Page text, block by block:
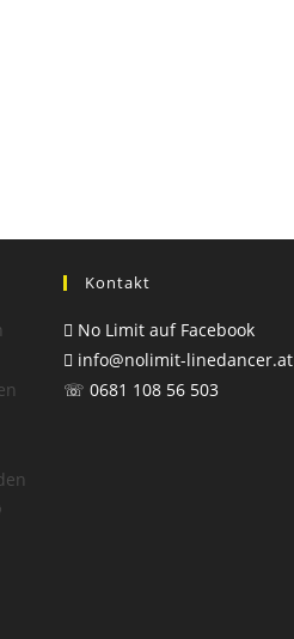
Kontakt
No Limit auf Facebook
info@nolimit-linedancer.at
☏ 0681 108 56 503